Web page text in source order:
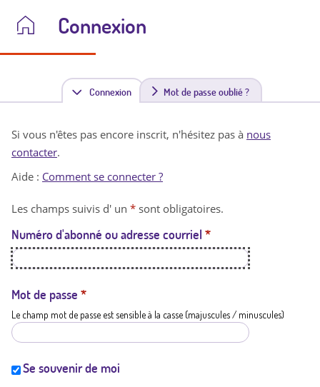
Connexion
Connexion(
n
t
a
t
i
Mot de passe oublié ?
Si vous n'êtes pas encore inscrit, n'hésitez pas à nous
contacter.
Aide : Comment se connecter ?
Les champs suivis d' un * sont obligatoires.
Numéro d'abonné ou adresse courriel *
Mot de passe *
Le champ mot de passe est sensible à la casse (majuscules / minuscules)
Se souvenir de moi